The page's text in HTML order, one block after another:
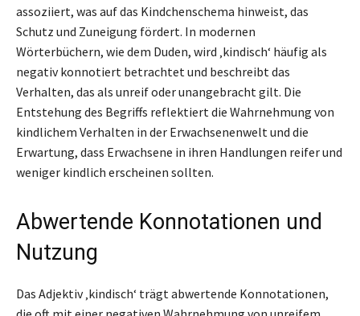
assoziiert, was auf das Kindchenschema hinweist, das
Schutz und Zuneigung fördert. In modernen
Wörterbüchern, wie dem Duden, wird ‚kindisch‘ häufig als
negativ konnotiert betrachtet und beschreibt das
Verhalten, das als unreif oder unangebracht gilt. Die
Entstehung des Begriffs reflektiert die Wahrnehmung von
kindlichem Verhalten in der Erwachsenenwelt und die
Erwartung, dass Erwachsene in ihren Handlungen reifer und
weniger kindlich erscheinen sollten.
Abwertende Konnotationen und
Nutzung
Das Adjektiv ‚kindisch‘ trägt abwertende Konnotationen,